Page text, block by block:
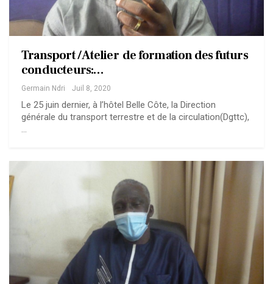
Transport / Atelier de formation des futurs
conducteurs:…
Germain Ndri Juil 8, 2020
Le 25 juin dernier, à l’hôtel Belle Côte, la Direction
générale du transport terrestre et de la circulation(Dgttc),
…